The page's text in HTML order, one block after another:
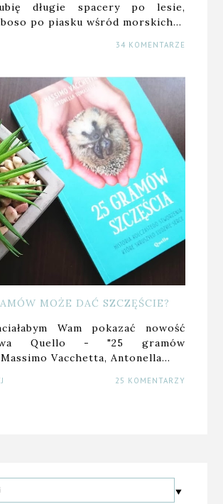
długie spacery po lesie,
po piasku wśród morskich…
34 KOMENTARZE
MOŻE DAĆ SZCZĘŚCIE?
Wam pokazać nowość
Quello - "25 gramów
Vacchetta, Antonella…
25 KOMENTARZY